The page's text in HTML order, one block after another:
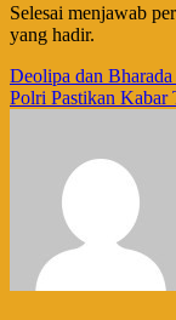
Selesai menjawab
yang hadir.
Navigasi
pos
Deolipa dan
Polri Pastikan Kabar